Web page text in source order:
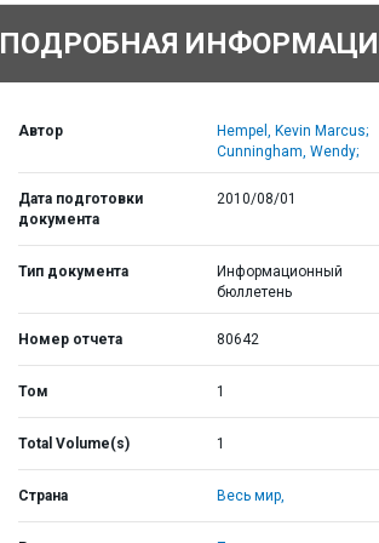
ПОДРОБНАЯ
Автор
Hempel, Kevin Marcus;
Cunningham, Wendy;
Дата подготовки
документа
2010/08/01
Тип документа
Информационный
бюллетень
Номер отчета 80642
Том 1
Total Volume(s) 1
Страна Весь мир,